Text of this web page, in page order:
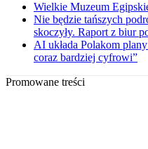
Wielkie Muzeum
Nie będzie tańszych
skoczyły. Raport z biur
AI układa Polakom
coraz bardziej cyfrowi”
Promowane treści